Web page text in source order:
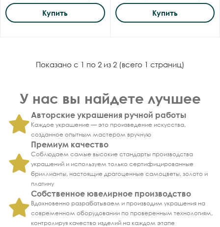
Купить Купить
Показано с 1 по 2 из 2 (всего 1 страниц)
У нас вы найдете лучшее
Авторские украшения ручной работы
Каждое украшение — это произведение искусства,
созданное опытным мастером вручную
Премиум качество
Соблюдаем самые высокие стандарты производства
украшений и используем только сертифицированные
бриллианты, настоящие драгоценные самоцветы, золото и
платину
Собственное ювелирное производство
Вдохновенно разрабатываем и производим украшения на
современном оборудовании по проверенным технологиям,
контролируя качество изделий на каждом этапе